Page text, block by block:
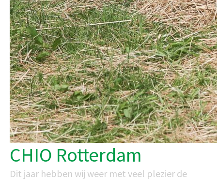
CHIO Rotterdam
Dit jaar hebben wij weer met veel plezier de